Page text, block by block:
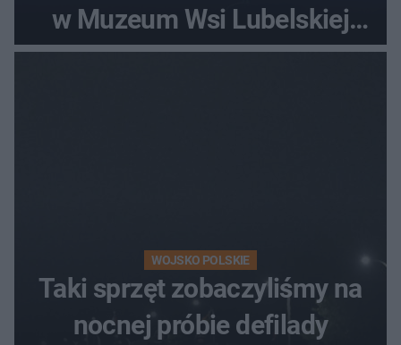
w Muzeum Wsi Lubelskiej
[ZDJĘCIA]
WOJSKO POLSKIE
Taki sprzęt zobaczyliśmy na
nocnej próbie defilady